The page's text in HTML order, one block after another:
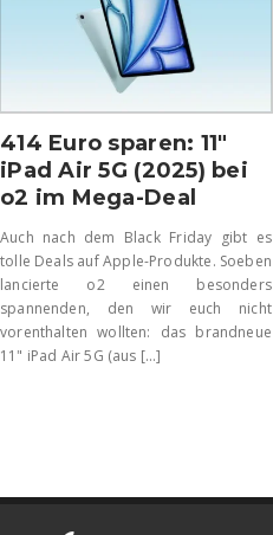
414 Euro sparen: 11″
iPad Air 5G (2025) bei
o2 im Mega-Deal
Auch nach dem Black Friday gibt es
tolle Deals auf Apple-Produkte. Soeben
lancierte o2 einen besonders
spannenden, den wir euch nicht
vorenthalten wollten: das brandneue
11" iPad Air 5G (aus [...]